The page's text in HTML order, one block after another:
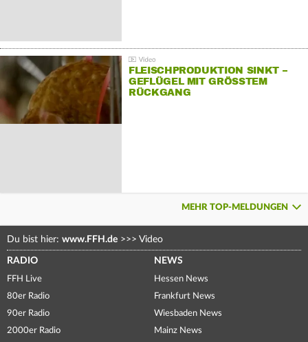
FLEISCHPRODUKTION SINKT –
GEFLÜGEL MIT GRÖSSTEM R
ÜCKGANG
MEHR TOP-MELDUNGEN
Du bist hier: www.FFH.de >>> Video
RADIO
FFH Live
80er Radio
90er Radio
2000er Radio
NEWS
Hessen News
Frankfurt News
Wiesbaden News
Mainz News